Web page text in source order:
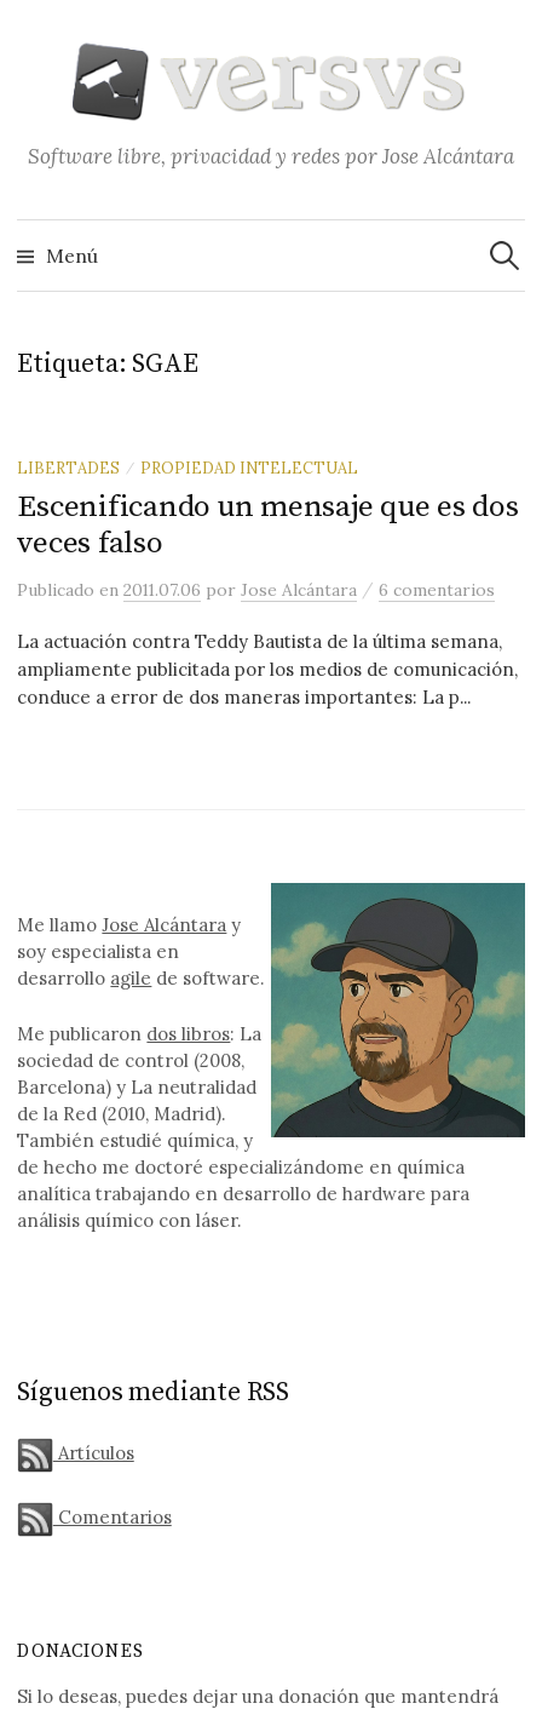
contenido
Software libre, privacidad y redes por Jose Alcántara
Menú
Etiqueta: SGAE
LIBERTADES / PROPIEDAD INTELECTUAL
Escenificando un mensaje que es dos
veces falso
Publicadoen2011.07.06 porJose Alcántara /6 comentarios
La actuación contra Teddy Bautista de la última semana,
ampliamente publicitada por los medios de comunicación,
conduce a error de dos maneras importantes: La p...
Me llamoJose Alcántara y
soy especialista en
desarrollo agile de software.
Me publicaron dos libros: La
sociedad de control (2008,
Barcelona) y La neutralidad
de la Red (2010, Madrid).
También estudié química, y
de hecho me doctoré especializándome en química
analítica trabajando en desarrollo de hardware para
análisis químico con láser.
Síguenos mediante RSS
Artículos
Comentarios
DONACIONES
Si lo deseas, puedes dejar una donación que mantendrá